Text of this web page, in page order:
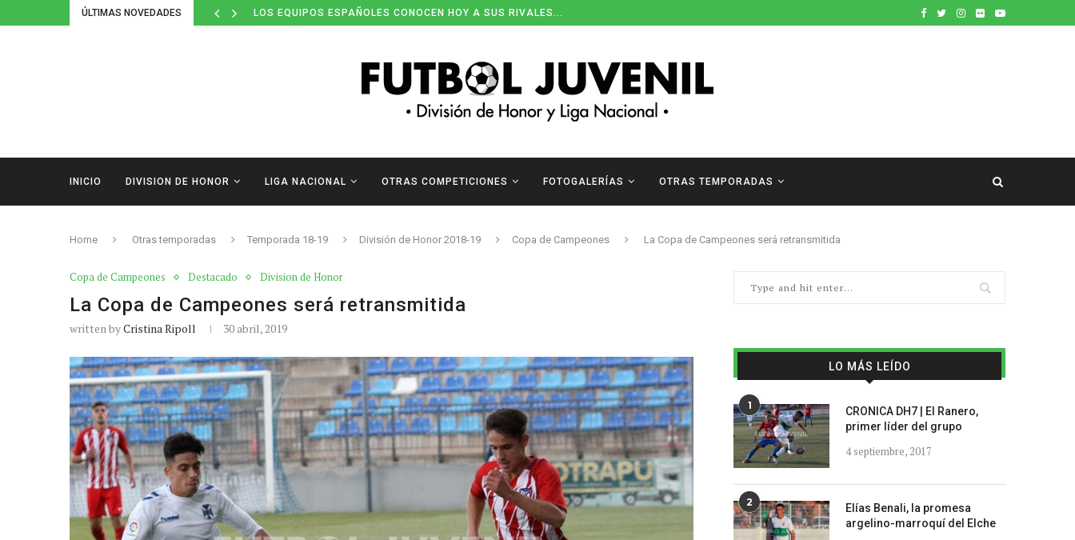
ÚLTIMAS NOVEDADES LOS EQUIPOS ESPAÑOLES CONOCEN HOY A SUS RIVALES...
INICIO DIVISION DE HONOR LIGA NACIONAL OTRAS COMPETICIONES FOTOGALERÍAS OTRAS TEMPORADAS
Home Otras temporadas Temporada 18-19 División de Honor 2018-19 Copa de Campeones La Copa de Campeones será retransmitida
Copa de Campeones Destacado Division de Honor
La Copa de Campeones será retransmitida
written byCristina Ripoll 30 abril, 2019
LO MÁS LEÍDO
1
CRONICA DH7 | El Ranero,
primer líder del grupo
4 septiembre, 2017
2
Elías Benali, la promesa
argelino-marroquí del Elche